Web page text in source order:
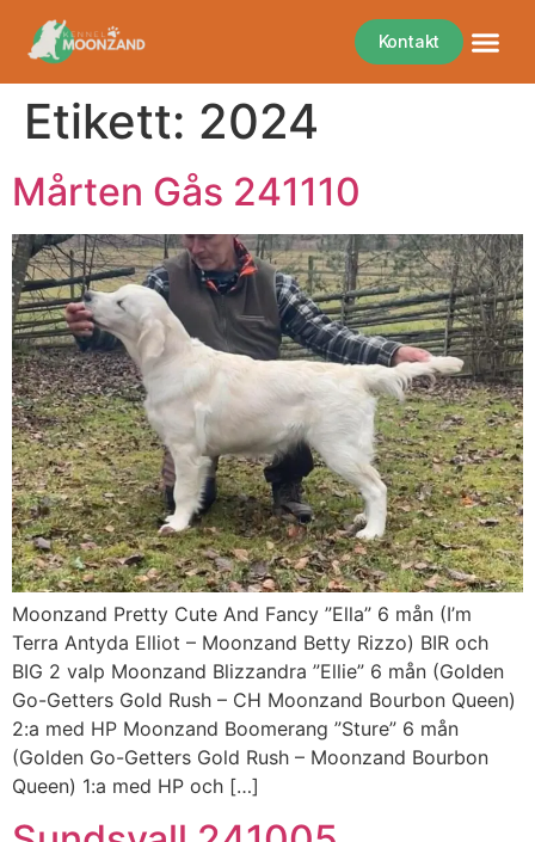
Kontakt
Etikett: 2024
Mårten Gås 241110
Moonzand Pretty Cute And Fancy ”Ella” 6 mån (I’m
Terra Antyda Elliot – Moonzand Betty Rizzo) BIR och
BIG 2 valp Moonzand Blizzandra ”Ellie” 6 mån (Golden
Go-Getters Gold Rush – CH Moonzand Bourbon Queen)
2:a med HP Moonzand Boomerang ”Sture” 6 mån
(Golden Go-Getters Gold Rush – Moonzand Bourbon
Queen) 1:a med HP och […]